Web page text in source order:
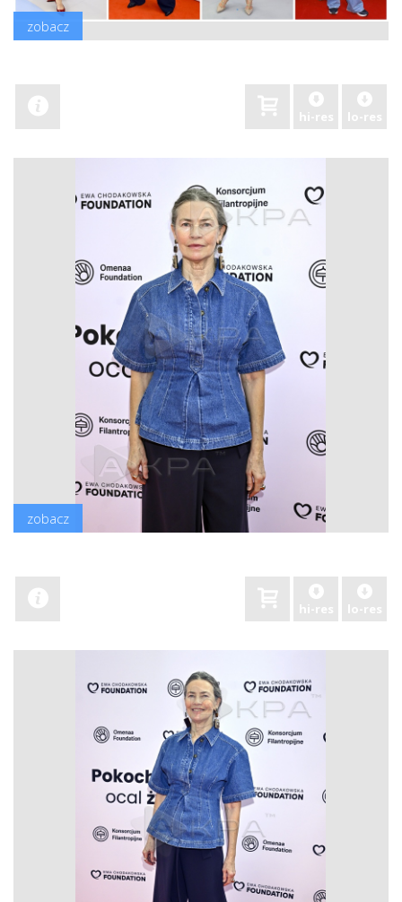
zobacz
hi-res lo-res
zobacz
hi-res lo-res